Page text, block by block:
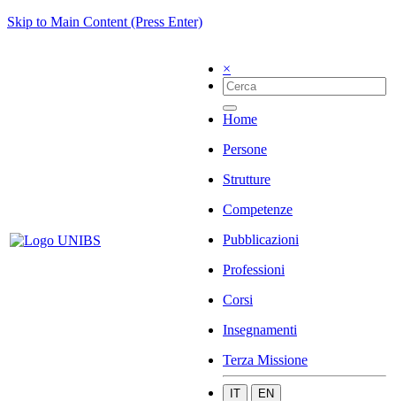
Skip to Main Content (Press Enter)
×
Home
Persone
Strutture
Competenze
Pubblicazioni
Professioni
Corsi
Insegnamenti
Terza Missione
IT EN